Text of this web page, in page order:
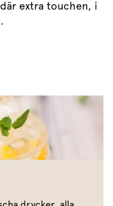
extra touchen, i